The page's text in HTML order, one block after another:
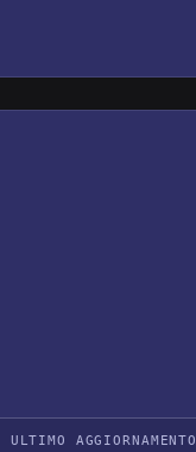
ULTIMO AGGIORNAMENTO